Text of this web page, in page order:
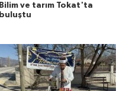
Bilim ve tarım Tokat'ta
buluştu